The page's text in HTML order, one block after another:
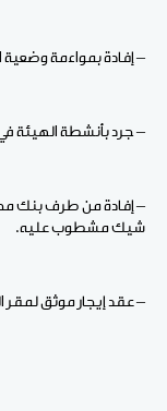
– إفادة بمواءمة وضعية الهيئة مع
– جرد بأنشطة الهيئة في
شيك مشطوب عليه.
– عقد إيجار موثق